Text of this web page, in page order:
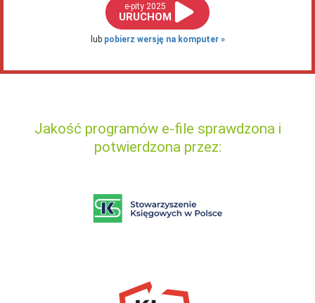
e-pity 2025
URUCHOM
lub pobierz wersję na komputer
Jakość programów e-file sprawdzona i
potwierdzona przez: